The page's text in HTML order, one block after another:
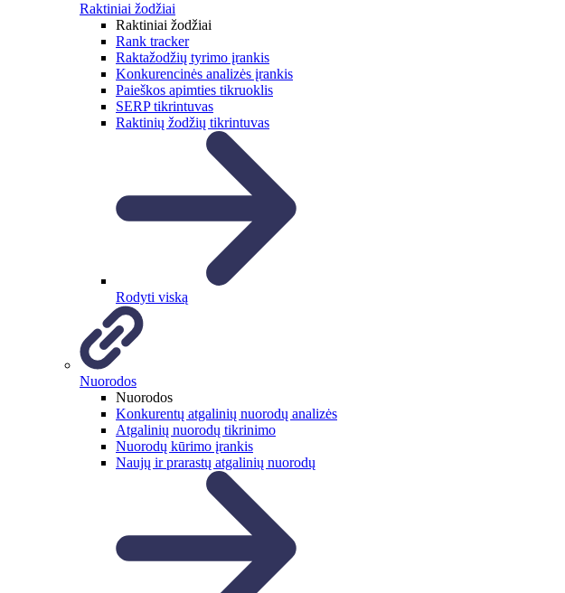
Raktiniai žodžiai
Raktiniai žodžiai
Rank tracker
Raktažodžių tyrimo įrankis
Konkurencinės analizės įrankis
Paieškos apimties tikruoklis
SERP tikrintuvas
Raktinių žodžių tikrintuvas
Rodyti viską
Nuorodos
Nuorodos
Konkurentų atgalinių nuorodų analizės
Atgalinių nuorodų tikrinimo
Nuorodų kūrimo įrankis
Naujų ir prarastų atgalinių nuorodų